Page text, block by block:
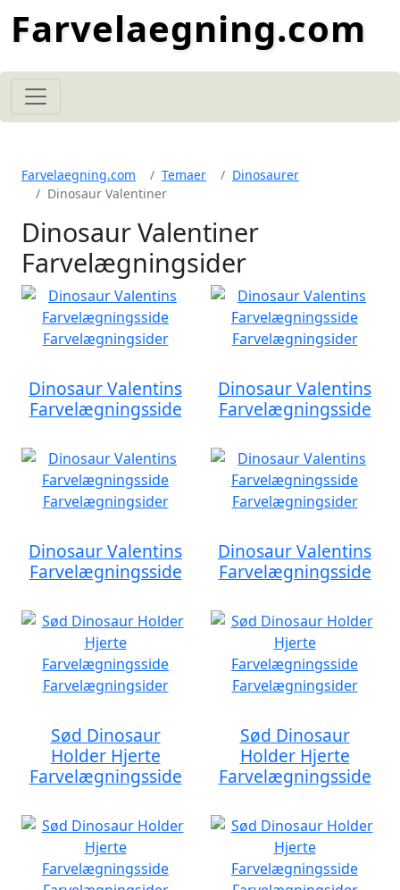
Farvelaegning.com
Farvelaegning.com Temaer
Dinosaurer
Dinosaur Valentiner
Dinosaur Valentiner
Farvelægningsider
Dinosaur Valentins
Farvelægningsside
Dinosaur Valentins
Farvelægningsside
Dinosaur Valentins
Farvelægningsside
Dinosaur Valentins
Farvelægningsside
Sød Dinosaur
Holder Hjerte
Farvelægningsside
Sød Dinosaur
Holder Hjerte
Farvelægningsside